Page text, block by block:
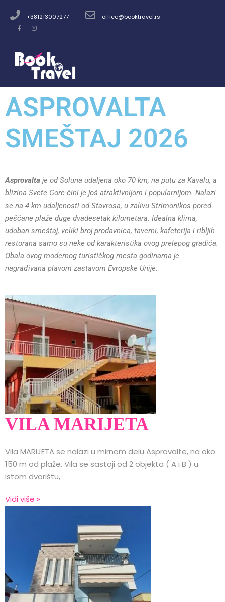
+381213007277 office@booktravel.rs
ASPROVALTA
SMEŠTAJ 2026
Asprovalta je od Soluna udaljena oko 70 km, na putu za Kavalu, a
blizina Svete Gore čini je još atraktivnijom i popularnijom. Nalazi
se na 4 km udaljenosti od Stavrosa, u zalivu Strimonikos pored
peščane plaže duge dvadesetak kilometara. Idealna klima,
udoban smeštaj, veliki broj prodavnica, taverni, kafeterija i ribljih
restorana samo su neke od karakteristika ovog prelepog gradića.
Obala ovog modernog turističkog mesta godinama je
nagrađivana plavom zastavom Evropske Unije.
VILA MARIJETA
Vila MARIJETA se nalazi u mirnom delu Asprovalte, na oko
150 m od plaže. Vila se sastoji od 2 objekta ( A i B ) u
istom dvorištu,
Vidi više »